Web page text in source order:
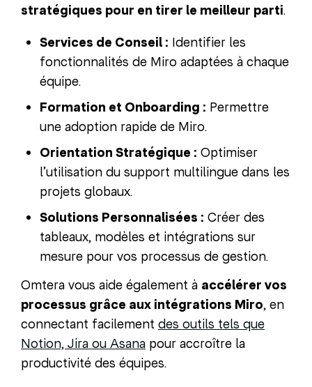
stratégiques pour en tirer le meilleur parti.
Services de Conseil : Identifier les
fonctionnalités de Miro adaptées à chaque
équipe.
Formation et Onboarding : Permettre
une adoption rapide de Miro.
Orientation Stratégique : Optimiser
l’utilisation du support multilingue dans les
projets globaux.
Solutions Personnalisées : Créer des
tableaux, modèles et intégrations sur
mesure pour vos processus de gestion.
Omtera vous aide également à accélérer vos
processus grâce aux intégrations Miro, en
connectant facilement des outils tels que
Notion, Jira ou Asana pour accroître la
productivité des équipes.